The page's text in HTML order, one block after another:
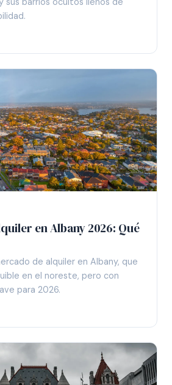
en Albany 2026: Qué
de alquiler en Albany, que
en el noreste, pero con
para 2026.